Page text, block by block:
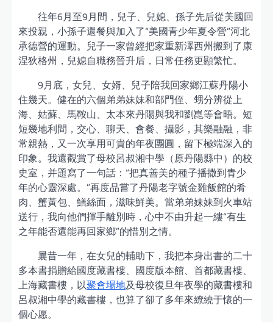
往年6月至9月間，兒子、兒媳、孫子先后從美國回
來投親，小孫子還餐與加入了“美國青少年夏令營”河北
承德營的運動。兒子一家曾經把家重新澤西州搬到了康
涅狄格州，兒媳自職務晉升后，日常任務更顯繁忙。
9月底，女兒、女婿、兒子陪我回家鄉江蘇丹陽小
住幾天。健在的六個弟弟妹妹和部門侄、甥分辨從上
海、姑蘇、馬鞍山、太本來丹陽與我和劉崑等會晤。短
短幾地利間，交心、聊天、會餐、攝影，其樂融融，非
常親熱，又一次享用可貴的年夜團圓，留下極端深入的
印象。我還觀賞了母校呂叔湘中學（原丹陽縣中）的校
史室，并題寫了一句話：“把真善美的種子播撒到青少
年的心靈深處。”再度品嘗了丹陽老字號金雞飯館的肴
肉、蟹黃包、鱔絲面，滋味鮮美。當弟弟妹妹到火車站
送行，我向他們揮手離別時，心中不由升起一縷“有生
之年能否還能再回家鄉”的惜別之情。
曩昔一年，在女兒的輔助下，我把本身出書的二十
多本書捐贈給國度藏書樓、國度版本館、首都藏書樓、
上海藏書樓，以聚會場地及母校復旦年夜學的藏書樓和
呂叔湘中學的藏書樓，也算了卻了多年來繚繞于懷的一
個心愿。